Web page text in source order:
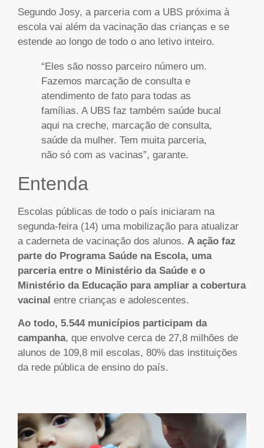
Segundo Josy, a parceria com a UBS próxima à
escola vai além da vacinação das crianças e se
estende ao longo de todo o ano letivo inteiro.
“Eles são nosso parceiro número um.
Fazemos marcação de consulta e
atendimento de fato para todas as
famílias. A UBS faz também saúde bucal
aqui na creche, marcação de consulta,
saúde da mulher. Tem muita parceria,
não só com as vacinas”, garante.
Entenda
Escolas públicas de todo o país iniciaram na
segunda-feira (14) uma mobilização para atualizar
a caderneta de vacinação dos alunos. A ação faz
parte do Programa Saúde na Escola, uma
parceria entre o Ministério da Saúde e o
Ministério da Educação para ampliar a cobertura
vacinal entre crianças e adolescentes.
Ao todo, 5.544 municípios participam da
campanha, que envolve cerca de 27,8 milhões de
alunos de 109,8 mil escolas, 80% das instituições
da rede pública de ensino do país.